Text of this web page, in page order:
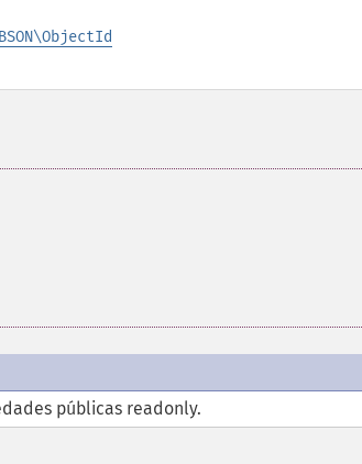
públicas readonly.